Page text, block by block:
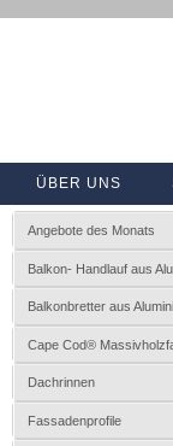
ÜBER UNS
Angebote des Monats
Balkon- Handlauf aus
Balkonbretter aus
Cape Cod®
Dachrinnen
Fassadenprofile